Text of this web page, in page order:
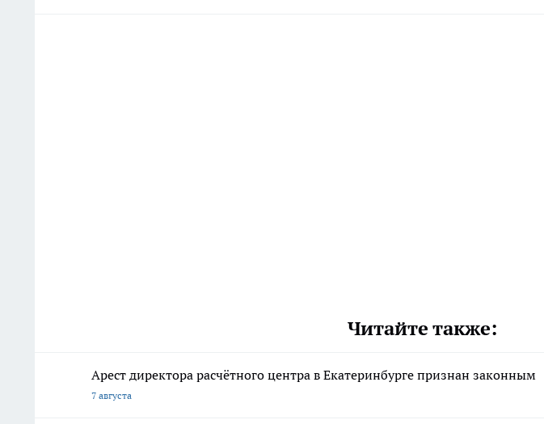
Читайте также:
Арест директора расчётного центра в Екатеринбурге признан законным
7 августа